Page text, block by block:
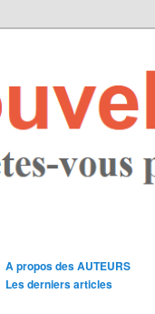
A propos des AUTEURS
Les derniers articles